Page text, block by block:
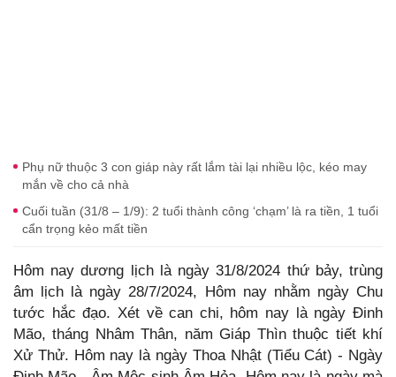
Phụ nữ thuộc 3 con giáp này rất lắm tài lại nhiều lộc, kéo may
mắn về cho cả nhà
Cuối tuần (31/8 – 1/9): 2 tuổi thành công ‘chạm’ là ra tiền, 1 tuổi
cẩn trọng kẻo mất tiền
Hôm nay dương lịch là ngày 31/8/2024 thứ bảy, trùng
âm lịch là ngày 28/7/2024, Hôm nay nhằm ngày Chu
tước hắc đạo. Xét về can chi, hôm nay là ngày Đinh
Mão, tháng Nhâm Thân, năm Giáp Thìn thuộc tiết khí
Xử Thử. Hôm nay là ngày Thoa Nhật (Tiểu Cát) - Ngày